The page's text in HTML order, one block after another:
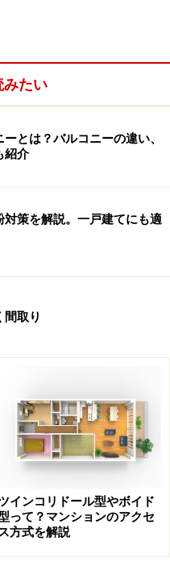
取り例とチェックポイン
ンションの間取り例（ク
ションの間取りです。二
夫婦の二人暮らしで、奥
みたい
とは？バルコニーの違い、
紹介
対策を解説。一戸建てにも適
間取り
インコリドール型やボイド
って？マンションのアクセ
方式を解説